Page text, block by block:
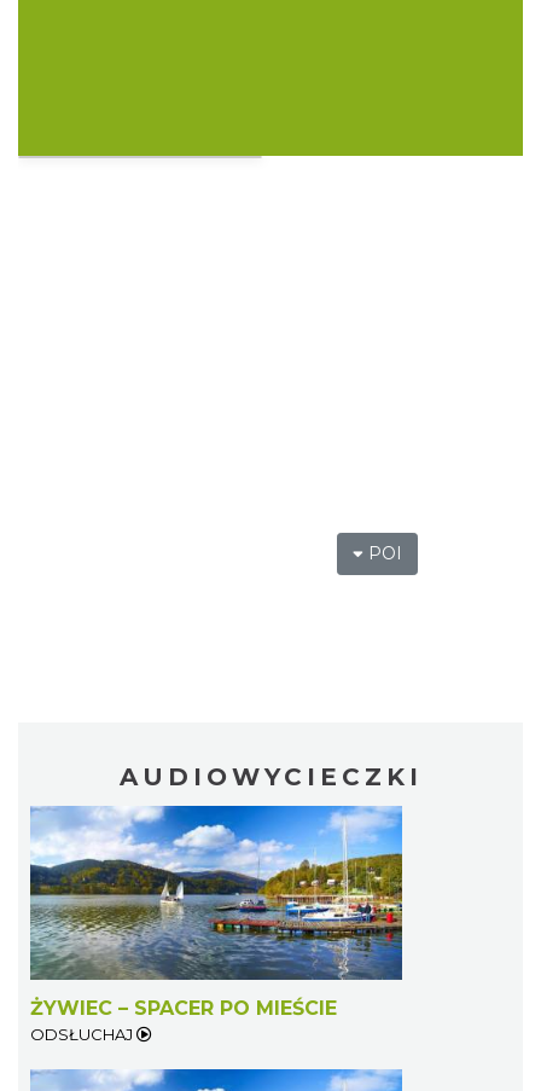
POI
AUDIOWYCIECZKI
ŻYWIEC – SPACER PO MIEŚCIE
ODSŁUCHAJ